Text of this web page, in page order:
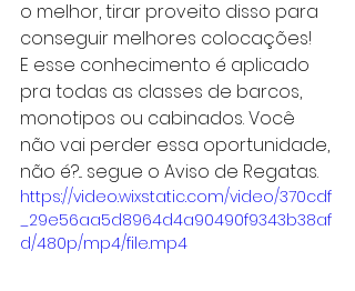
o melhor, tirar proveito disso para
conseguir melhores colocações!
E esse conhecimento é aplicado
pra todas as classes de barcos,
monotipos ou cabinados. Você
não vai perder essa oportunidade,
não é?... segue o Aviso de Regatas.
https://video.wixstatic.com/video/370cdf
_29e56aa5d8964d4a90490f9343b38af
d/480p/mp4/file.mp4